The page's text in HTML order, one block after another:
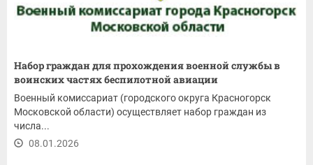
Набор граждан для прохождения военной службы в
воинских частях беспилотной авиации
Военный комиссариат (городского округа Красногорск
Московской области) осуществляет набор граждан из
числа...
08.01.2026